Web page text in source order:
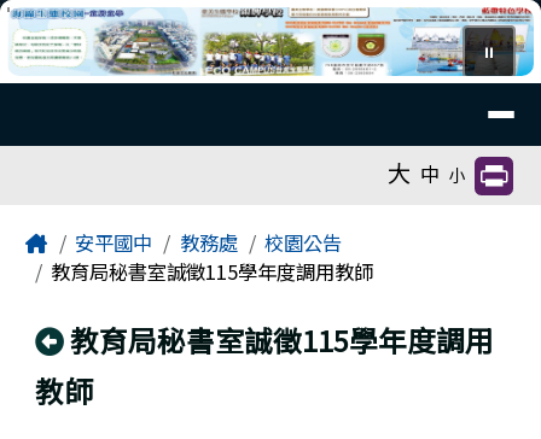
跳至主內容區
臺南市安平國中全球資訊網
⏸
大 中 小
Home安平國中 教務處
校園公告
教育局秘書室誠徵115學年度調用教師
回上頁
教育局秘書室誠徵115學年度調用
教師